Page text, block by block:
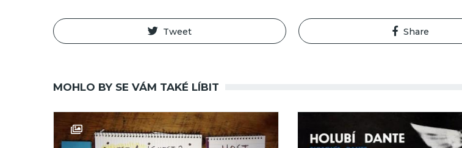
Tweet Share
MOHLO BY SE VÁM TAKÉ LÍBIT